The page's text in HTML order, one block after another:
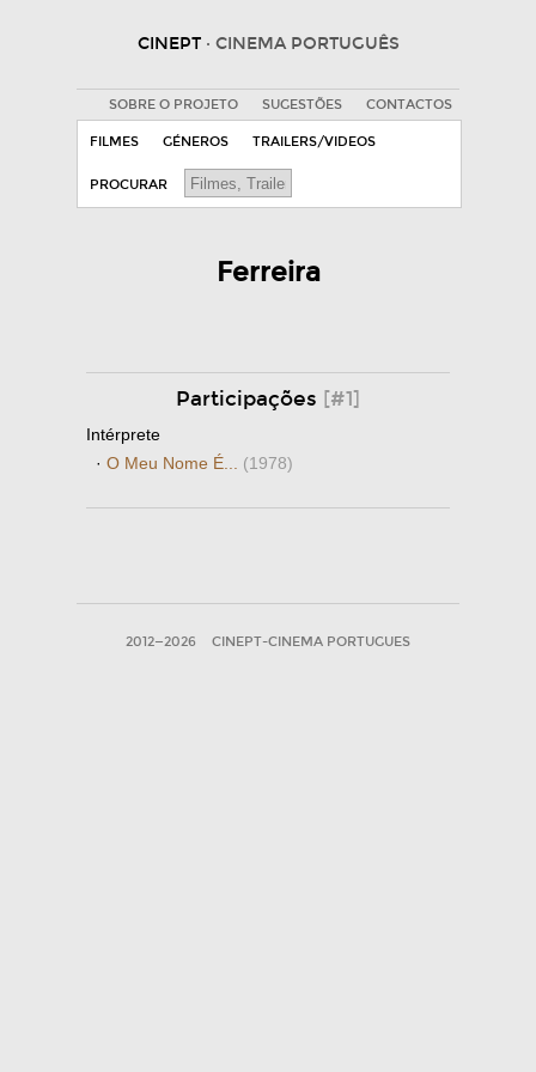
CINEPT · CINEMA PORTUGUÊS
SOBRE O PROJETO SUGESTÕES CONTACTOS
FILMES GÉNEROS TRAILERS/VIDEOS
PROCURAR
Ferreira
Participações [#1]
Intérprete
· O Meu Nome É... (1978)
2012—2026 CINEPT-CINEMA PORTUGUES